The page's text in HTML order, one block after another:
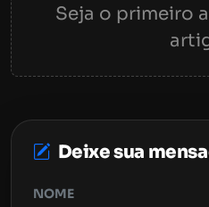
Seja o primeiro
Deixe sua
NOME